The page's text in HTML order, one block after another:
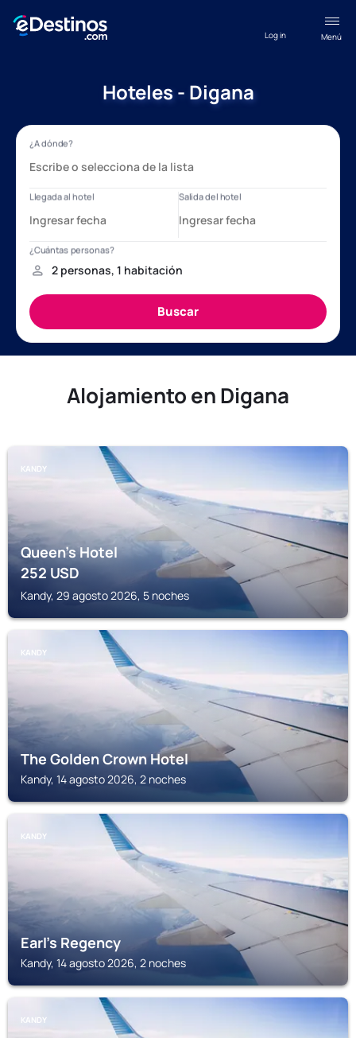
Menú
Log in
Hoteles - Digana
Alojamiento en Digana
KANDY
Queen's Hotel
252USD
Kandy, 29 agosto 2026, 5 noches
KANDY
The Golden Crown Hotel
Kandy, 14 agosto 2026, 2 noches
KANDY
Earl's Regency
Kandy, 14 agosto 2026, 2 noches
KANDY